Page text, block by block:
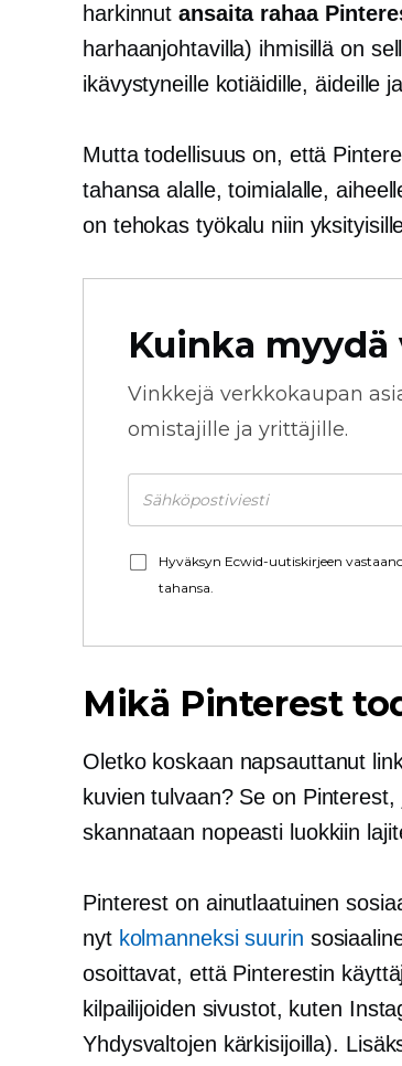
harkinnutansaita rahaa
harhaanjohtavilla) ihmisillä on
ikävystyneille kotiäidille, äideille
Mutta todellisuus on, että
tahansa alalle, toimialalle,
on tehokas työkalu niin
Kuinka myydä
Vinkkejä verkkokaupan
omistajille ja yrittäjille.
Hyväksyn Ecwid-uutiskirjeen
tahansa.
Mikä Pinterest
Oletko koskaan napsauttanut
kuvien tulvaan? Se on
skannataan nopeasti luokkiin
Pinterest on ainutlaatuinen
nyt kolmanneksi suurin
osoittavat, että Pinterestin
kilpailijoiden sivustot, kuten
Yhdysvaltojen kärkisijoilla).